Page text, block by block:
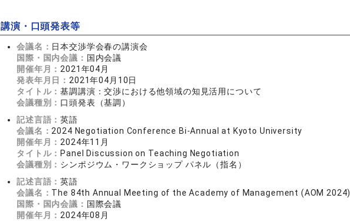
講演・口頭発表等
会議名： 日本交渉学会春の講演会
国際・国内会議： 国内会議
開催年月： 2021年04月
発表年月日： 2021年04月10日
タイトル：基調講演：交渉における他領域の知見活用について
会議種別： 口頭発表（基調）
記述言語：英語
会議名： 2024 Negotiation Conference Bi-Annual at Kyoto University
開催年月： 2024年11月
タイトル： Panel Discussion on Teaching Negotiation
会議種別： シンポジウム・ワークショップ パネル（指名）
記述言語：英語
会議名： The 84th Annual Meeting of the Academy of Management (AOM 2024)
国際・国内会議： 国際会議
開催年月： 2024年08月